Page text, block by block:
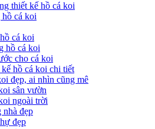
thiết kế hồ cá koi
cá koi
cá koi
hồ cá koi
cho cá koi
hồ cá koi chi tiết
đẹp, ai nhìn cũng mê
sân vườn
ngoài trời
nhà đẹp
đẹp